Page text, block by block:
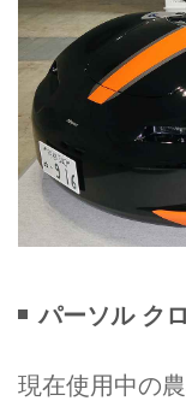
パーソル ク
現在使用中の